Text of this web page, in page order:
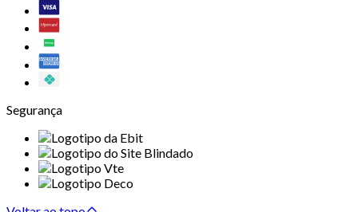
Segurança